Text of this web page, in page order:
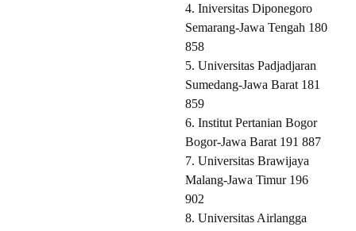
4. Iniversitas Diponegoro
Semarang-Jawa Tengah 180
858
5. Universitas Padjadjaran
Sumedang-Jawa Barat 181
859
6. Institut Pertanian Bogor
Bogor-Jawa Barat 191 887
7. Universitas Brawijaya
Malang-Jawa Timur 196
902
8. Universitas Airlangga